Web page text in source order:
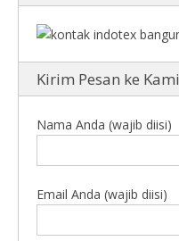
Kirim Pesan ke Kami
Nama Anda (wajib diisi)
Email Anda (wajib diisi)